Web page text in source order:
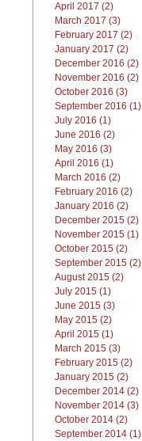
April 2017 (2)
March 2017 (3)
February 2017 (2)
January 2017 (2)
December 2016 (2)
November 2016 (2)
October 2016 (3)
September 2016 (1)
July 2016 (1)
June 2016 (2)
May 2016 (3)
April 2016 (1)
March 2016 (2)
February 2016 (2)
January 2016 (2)
December 2015 (2)
November 2015 (1)
October 2015 (2)
September 2015 (2)
August 2015 (2)
July 2015 (1)
June 2015 (3)
May 2015 (2)
April 2015 (1)
March 2015 (3)
February 2015 (2)
January 2015 (2)
December 2014 (2)
November 2014 (3)
October 2014 (2)
September 2014 (1)